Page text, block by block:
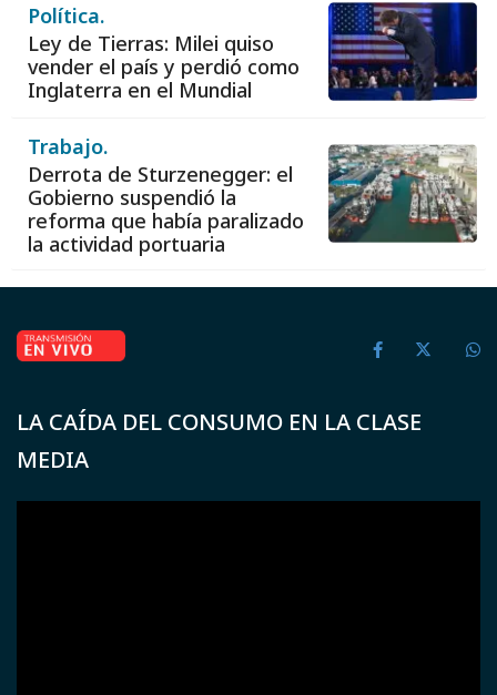
Política.
Ley de Tierras: Milei quiso
vender el país y perdió como
Inglaterra en el Mundial
Trabajo.
Derrota de Sturzenegger: el
Gobierno suspendió la
reforma que había paralizado
la actividad portuaria
LA CAÍDA DEL CONSUMO EN LA CLASE
MEDIA